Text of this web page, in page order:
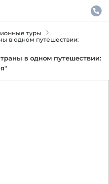
туры
в одном путешествии:
в одном путешествии: